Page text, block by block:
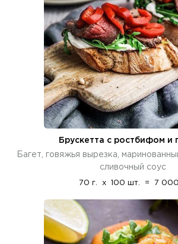
Брускетта с ростбифом и
Багет, говяжья вырезка,
сливочный соус
70 г. x 100 шт. = 7 000